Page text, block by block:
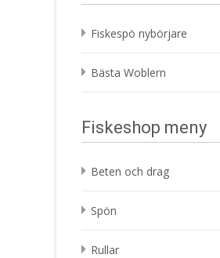
Fiskespö nybörjare
Bästa Woblern
Fiskeshop meny
Beten och drag
Spön
Rullar